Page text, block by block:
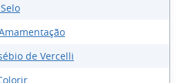
de Vercelli